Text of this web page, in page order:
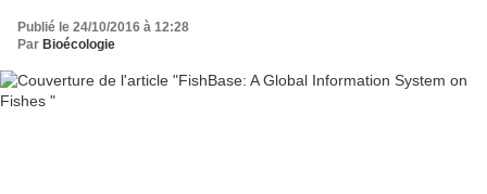
Publié le 24/10/2016 à 12:28
Par Bioécologie